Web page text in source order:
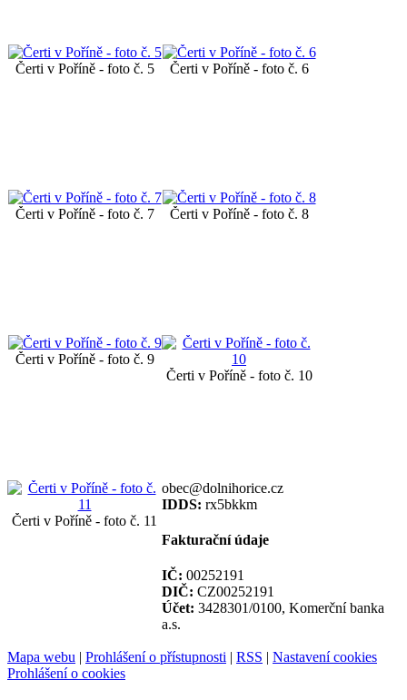
Čerti v Poříně - foto č. 5 Čerti v Poříně - foto č. 6
Čerti v Poříně - foto č. 7 Čerti v Poříně - foto č. 8
Čerti v Poříně - foto č. 9
Čerti v Poříně - foto č. 10
Čerti v Poříně - foto č. 11
obec@dolnihorice.cz
IDDS: rx5bkkm
Fakturační údaje
IČ: 00252191
DIČ: CZ00252191
Účet: 3428301/0100, Komerční banka
a.s.
Mapa webu | Prohlášení o přístupnosti | RSS | Nastavení cookies
Prohlášení o cookies